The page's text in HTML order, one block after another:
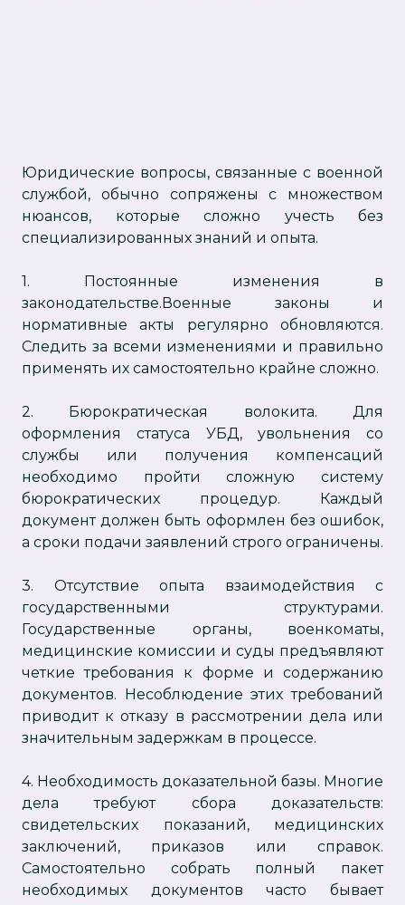
Юридические вопросы, связанные с военной
службой, обычно сопряжены с множеством
нюансов, которые сложно учесть без
специализированных знаний и опыта.
1. Постоянные изменения в
законодательстве.Военные законы и
нормативные акты регулярно обновляются.
Следить за всеми изменениями и правильно
применять их самостоятельно крайне сложно.
2. Бюрократическая волокита. Для
оформления статуса УБД, увольнения со
службы или получения компенсаций
необходимо пройти сложную систему
бюрократических процедур. Каждый
документ должен быть оформлен без ошибок,
а сроки подачи заявлений строго ограничены.
3. Отсутствие опыта взаимодействия с
государственными структурами.
Государственные органы, военкоматы,
медицинские комиссии и суды предъявляют
четкие требования к форме и содержанию
документов. Несоблюдение этих требований
приводит к отказу в рассмотрении дела или
значительным задержкам в процессе.
4. Необходимость доказательной базы. Многие
дела требуют сбора доказательств:
свидетельских показаний, медицинских
заключений, приказов или справок.
Самостоятельно собрать полный пакет
необходимых документов часто бывает